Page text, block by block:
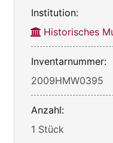
Institution:
Historisches
Inventarnummer:
2009HMW0395
Anzahl:
1 Stück